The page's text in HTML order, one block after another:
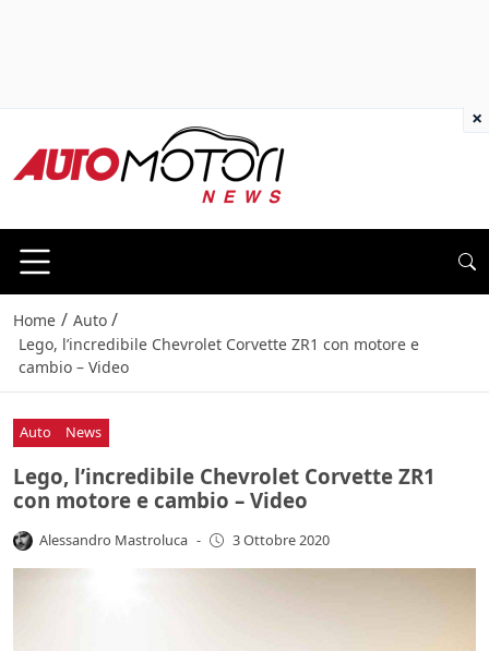
Home / Auto /
Lego, l’incredibile Chevrolet Corvette ZR1 con motore e
cambio – Video
Auto News
Lego, l’incredibile Chevrolet Corvette ZR1
con motore e cambio – Video
Alessandro Mastroluca - 3 Ottobre 2020
×